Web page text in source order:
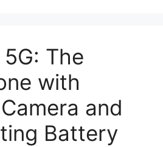
The
with
and
Battery